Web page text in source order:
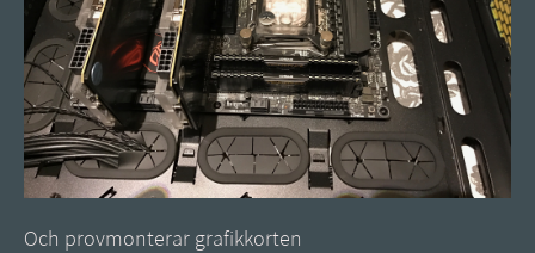
Och provmonterar grafikkorten